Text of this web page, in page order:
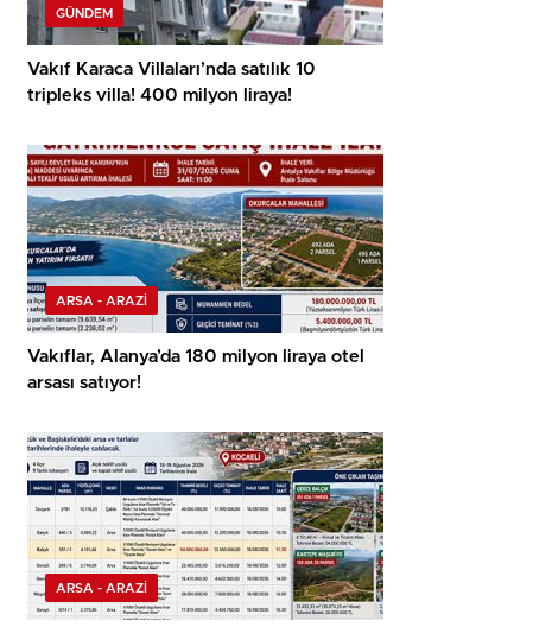
GÜNDEM
Vakıf Karaca Villaları’nda satılık 10
tripleks villa! 400 milyon liraya!
ARSA - ARAZİ
Vakıflar, Alanya’da 180 milyon liraya otel
arsası satıyor!
ARSA - ARAZİ